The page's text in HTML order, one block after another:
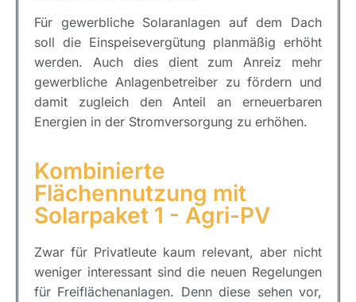
Für gewerbliche Solaranlagen auf dem Dach
soll die Einspeisevergütung planmäßig erhöht
werden. Auch dies dient zum Anreiz mehr
gewerbliche Anlagenbetreiber zu fördern und
damit zugleich den Anteil an erneuerbaren
Energien in der Stromversorgung zu erhöhen.
Kombinierte
Flächennutzung mit
Solarpaket 1 - Agri-PV
Zwar für Privatleute kaum relevant, aber nicht
weniger interessant sind die neuen Regelungen
für Freiflächenanlagen. Denn diese sehen vor,